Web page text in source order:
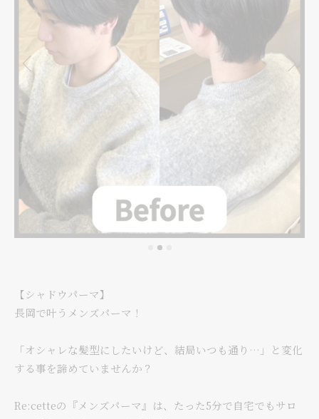
【シャドウパーマ】
長岡で叶うメンズパーマ！
「オシャレな髪型にしたいけど、結局いつも通り…」と変化
する事を諦めていませんか？
Re:cetteの『メンズパーマ』は、たった5分で自宅でもサロ